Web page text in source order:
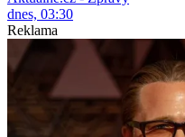
dnes, 03:30
Reklama